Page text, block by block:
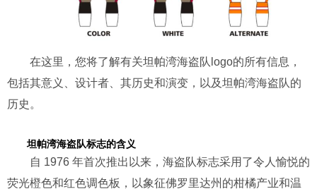
在这里，您将了解有关坦帕湾海盗队logo的所有信息，
包括其意义、设计者、其历史和演变，以及坦帕湾海盗队的
历史。
坦帕湾海盗队标志的含义
自 1976 年首次推出以来，海盗队标志采用了令人愉悦的
荧光橙色和红色调色板，以象征佛罗里达州的柑橘产业和温